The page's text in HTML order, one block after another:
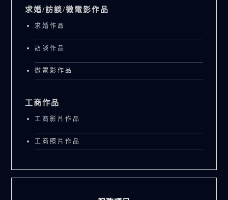
求婚/訪談/微電影作品
求婚作品
訪談作品
微電影作品
工商作品
工商影片作品
工商照片作品